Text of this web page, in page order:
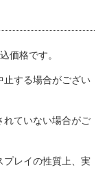
価格です。
する場合がござい
ていない場合がご
レイの性質上、実